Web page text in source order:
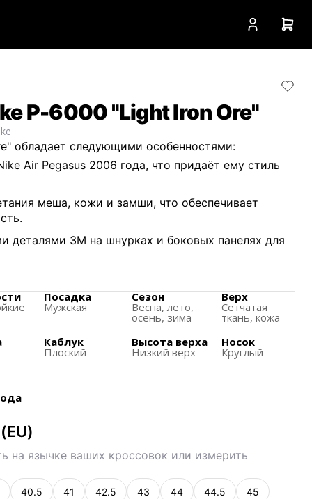
P-6000 "Light Iron Ore"
обладает следующими особенностями:
Air Pegasus 2006 года, что придаёт ему стиль
меша, кожи и замши, что обеспечивает
3M на шнурках и боковых панелях для
и устойчивость.
тона с акцентами белого цвета, что придаёт
аудитории благодаря унисекс дизайну.
Посадка
Мужская
Сезон
Весна, лето,
осень, зима
Верх
Сетчатая
ткань, кожа
Каблук
Плоский
Высота верха
Низкий верх
Носок
Круглый
EU)
на язычке ваших кроссовок или измерить
40.5 41 42.5 43 44 44.5 45